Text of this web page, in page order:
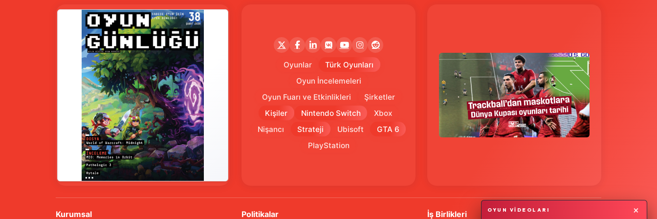
Oyunlar
Türk Oyunları
Oyun İncelemeleri
Oyun Fuarı ve Etkinlikleri
Şirketler
Kişiler
Nintendo Switch
Xbox
Nişancı
Strateji Ubisoft
GTA 6
PlayStation
Kurumsal Politikalar İş Birlikleri OYUN VİDEOLARI ×